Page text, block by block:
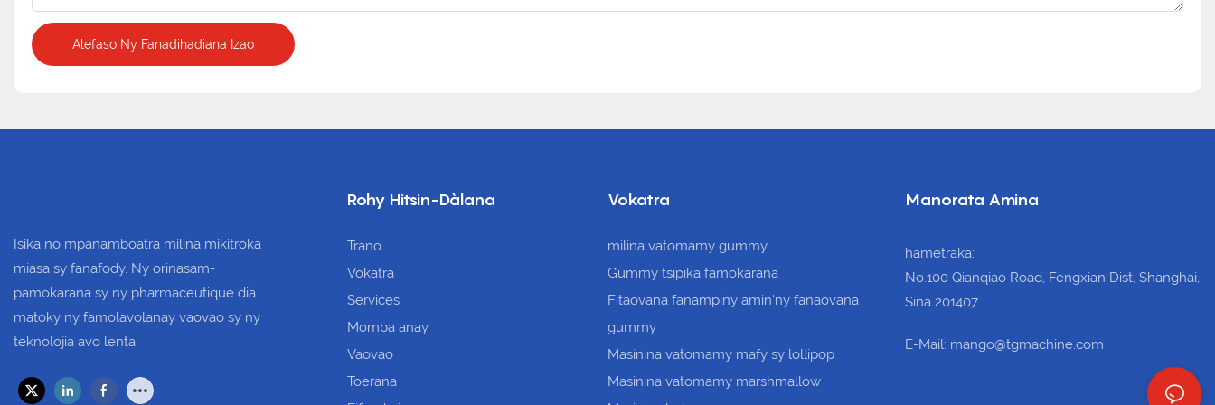
Alefaso Ny Fanadihadiana Izao
Isika no mpanamboatra milina mikitroka
miasa sy fanafody. Ny orinasam-
pamokarana sy ny pharmaceutique dia
matoky ny famolavolanay vaovao sy ny
teknolojia avo lenta.
Rohy Hitsin-Dàlana
Trano
Vokatra
Services
Momba anay
Vaovao
Toerana
Vokatra
milina vatomamy gummy
Gummy tsipika famokarana
Fitaovana fanampiny amin'ny fanaovana
gummy
Masinina vatomamy mafy sy lollipop
Masinina vatomamy marshmallow
Manorata Amina
hametraka:
No.100 Qianqiao Road, Fengxian Dist, Shanghai,
Sina 201407
E-Mail: mango@tgmachine.com